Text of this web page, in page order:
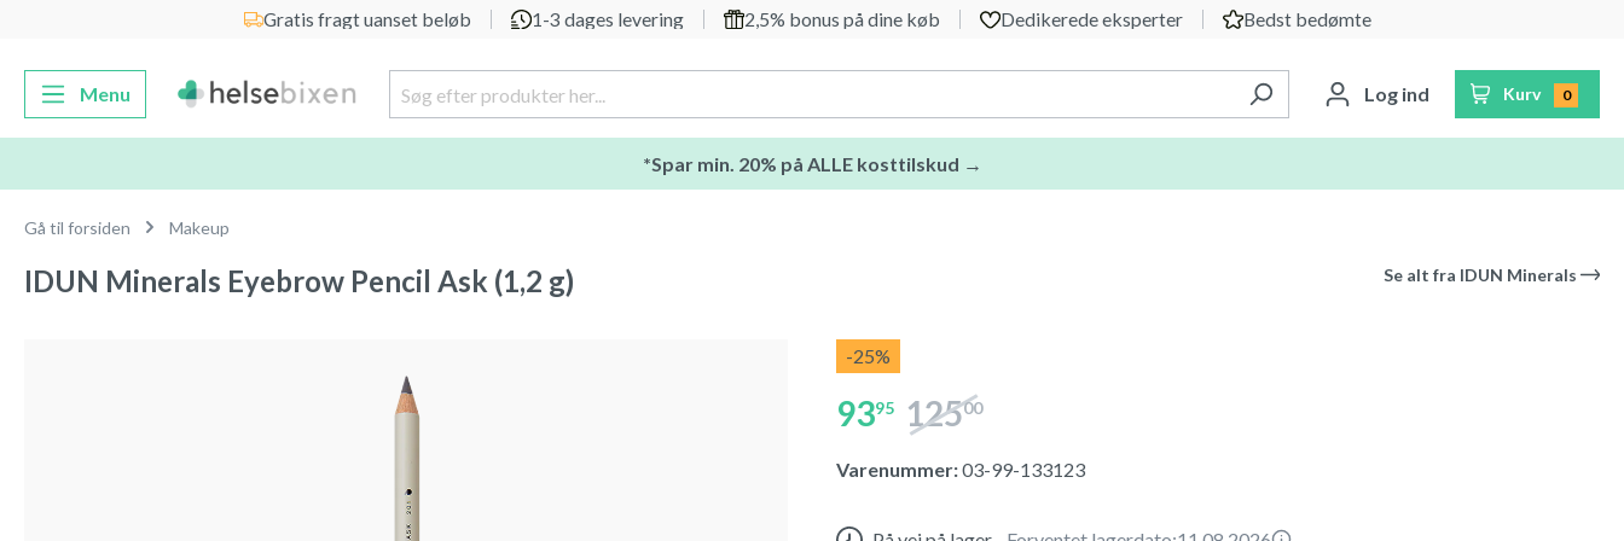
Gå til hovednavigationGratis fragt uanset beløb 1-3 dages levering 2,5% bonus på dine køb Dedikerede eksperter Bedst bedømte
Menu Log ind Kurv 0
*Spar min. 20% på ALLE kosttilskud →
Gå til forsiden Makeup
IDUN Minerals Eyebrow Pencil Ask (1,2 g) Se alt fra IDUN Minerals
-25%
9395 12500
Varenummer:03-99-133123